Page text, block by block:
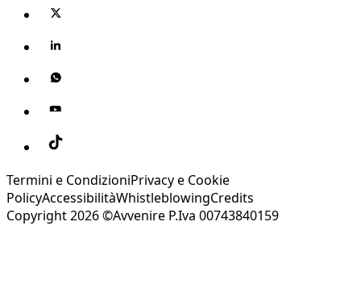
Termini e CondizioniPrivacy e Cookie
PolicyAccessibilitàWhistleblowingCredits
Copyright 2026 ©Avvenire P.Iva 00743840159